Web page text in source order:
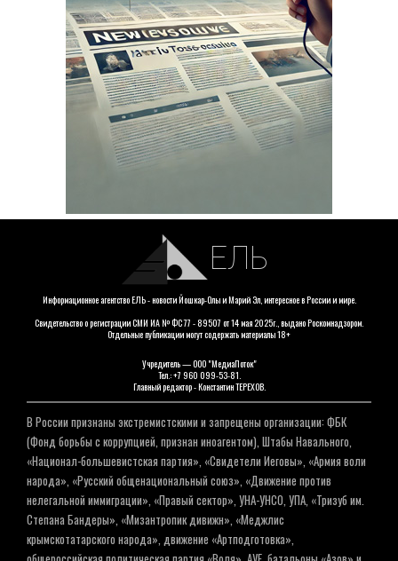
ЕЛЬ
Информационное агентство ЕЛЬ - новости Йошкар-Олы и Марий Эл, интересное в России и мире.
Свидетельство о регистрации СМИ ИА № ФС 77 - 89507 от 14 мая 2025г., выдано Роскомнадзором.
Отдельные публикации могут содержать материалы 18+
Учредитель — ООО "МедиаПоток"
Тел.: +7 960 099-53-81.
Главный редактор - Константин ТЕРЕХОВ.
В России признаны экстремистскими и запрещены организации: ФБК
(Фонд борьбы с коррупцией, признан иноагентом), Штабы Навального,
«Национал-большевистская партия», «Свидетели Иеговы», «Армия воли
народа», «Русский общенациональный союз», «Движение против
нелегальной иммиграции», «Правый сектор», УНА-УНСО, УПА, «Тризуб им.
Степана Бандеры», «Мизантропик дивижн», «Меджлис
крымскотатарского народа», движение «Артподготовка»,